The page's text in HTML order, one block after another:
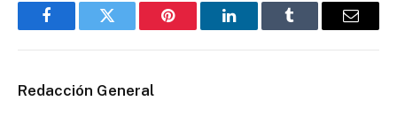
FacebookTwitter Pinterest LinkedInTumblr Email
Redacción General